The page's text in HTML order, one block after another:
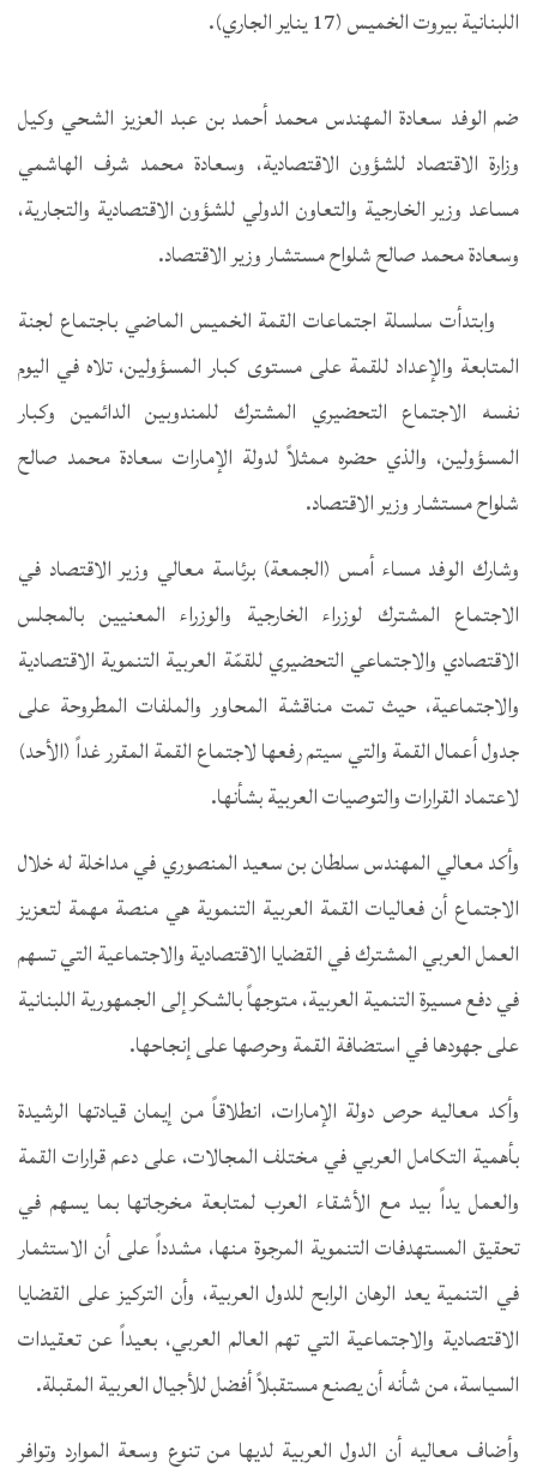
اللبنانية بيروت الخميس (17 يناير الجاري).
ضم الوفد سعادة المهندس محمد أحمد بن عبد العزيز الشحي وكيل
وزارة الاقتصاد للشؤون الاقتصادية، وسعادة محمد شرف الهاشمي
مساعد وزير الخارجية والتعاون الدولي للشؤون الاقتصادية والتجارية،
وسعادة محمد صالح شلواح مستشار وزير الاقتصاد.
وابتدأت سلسلة اجتماعات القمة الخميس الماضي باجتماع لجنة
المتابعة والإعداد للقمة على مستوى كبار المسؤولين، تلاه في اليوم
نفسه الاجتماع التحضيري المشترك للمندوبين الدائمين وكبار
المسؤولين، والذي حضره ممثلاً لدولة الإمارات سعادة محمد صالح
شلواح مستشار وزير الاقتصاد.
وشارك الوفد مساء أمس (الجمعة) برئاسة معالي وزير الاقتصاد في
الاجتماع المشترك لوزراء الخارجية والوزراء المعنيين بالمجلس
الاقتصادي والاجتماعي التحضيري للقمّة العربية التنموية الاقتصادية
والاجتماعية، حيث تمت مناقشة المحاور والملفات المطروحة على
جدول أعمال القمة والتي سيتم رفعها لاجتماع القمة المقرر غداً (الأحد)
لاعتماد القرارات والتوصيات العربية بشأنها.
وأكد معالي المهندس سلطان بن سعيد المنصوري في مداخلة له خلال
الاجتماع أن فعاليات القمة العربية التنموية هي منصة مهمة لتعزيز
العمل العربي المشترك في القضايا الاقتصادية والاجتماعية التي تسهم
في دفع مسيرة التنمية العربية، متوجهاً بالشكر إلى الجمهورية اللبنانية
على جهودها في استضافة القمة وحرصها على إنجاحها.
وأكد معاليه حرص دولة الإمارات، انطلاقاً من إيمان قيادتها الرشيدة
بأهمية التكامل العربي في مختلف المجالات، على دعم قرارات القمة
والعمل يداً بيد مع الأشقاء العرب لمتابعة مخرجاتها بما يسهم في
تحقيق المستهدفات التنموية المرجوة منها، مشدداً على أن الاستثمار
في التنمية يعد الرهان الرابح للدول العربية، وأن التركيز على القضايا
الاقتصادية والاجتماعية التي تهم العالم العربي، بعيداً عن تعقيدات
السياسة، من شأنه أن يصنع مستقبلاً أفضل للأجيال العربية المقبلة.
وأضاف معاليه أن الدول العربية لديها من تنوع وسعة الموارد وتوافر